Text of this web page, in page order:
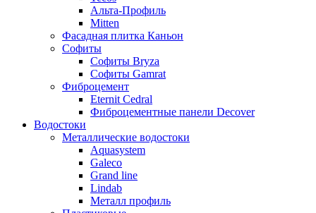
Альта-Профиль
Mitten
Фасадная плитка Каньон
Софиты
Софиты Bryza
Софиты Gamrat
Фиброцемент
Eternit Cedral
Фиброцементные панели Decover
Водостоки
Металлические водостоки
Aquasystem
Galeco
Grand line
Lindab
Металл профиль